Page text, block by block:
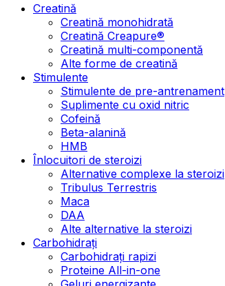
Creatină
Creatină monohidrată
Creatină Creapure®
Creatină multi-componentă
Alte forme de creatină
Stimulente
Stimulente de pre-antrenament
Suplimente cu oxid nitric
Cofeină
Beta-alanină
HMB
Înlocuitori de steroizi
Alternative complexe la steroizi
Tribulus Terrestris
Maca
DAA
Alte alternative la steroizi
Carbohidrați
Carbohidrați rapizi
Proteine All-in-one